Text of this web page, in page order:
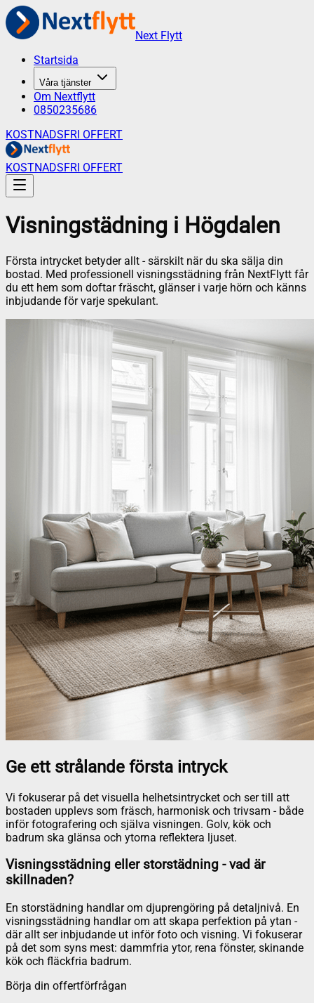
Next Flytt
Startsida
Våra tjänster
Om Nextflytt
0850235686
KOSTNADSFRI OFFERT
KOSTNADSFRI OFFERT
Visningstädning i Högdalen
Första intrycket betyder allt - särskilt när du ska sälja din
bostad. Med professionell visningsstädning från NextFlytt får
du ett hem som doftar fräscht, glänser i varje hörn och känns
inbjudande för varje spekulant.
Ge ett strålande första intryck
Vi fokuserar på det visuella helhetsintrycket och ser till att
bostaden upplevs som fräsch, harmonisk och trivsam - både
inför fotografering och själva visningen. Golv, kök och
badrum ska glänsa och ytorna reflektera ljuset.
Visningsstädning eller storstädning - vad är
skillnaden?
En storstädning handlar om djuprengöring på detaljnivå. En
visningsstädning handlar om att skapa perfektion på ytan -
där allt ser inbjudande ut inför foto och visning. Vi fokuserar
på det som syns mest: dammfria ytor, rena fönster, skinande
kök och fläckfria badrum.
Börja din offertförfrågan